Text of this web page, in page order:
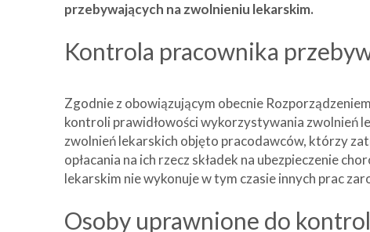
przebywających na zwolnieniu lekarskim.
Kontrola pracownika
Zgodnie z obowiązującym obecnie
kontroli prawidłowości wykorzystywania zwolnień
zwolnień lekarskich objęto pracodawców, którzy
opłacania na ich rzecz składek na ubezpieczenie
lekarskim nie wykonuje w tym czasie innych prac
Osoby uprawnione do